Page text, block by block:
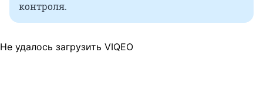
контроля.
Не удалось загрузить VIQEO